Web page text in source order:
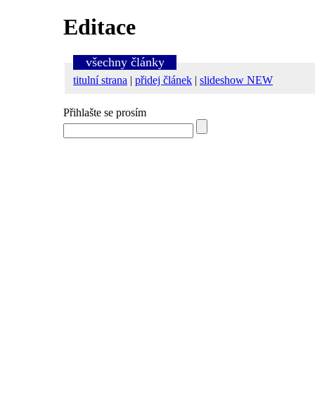
Editace
všechny články
titulní strana | přidej článek | slideshow NEW
Přihlašte se prosím